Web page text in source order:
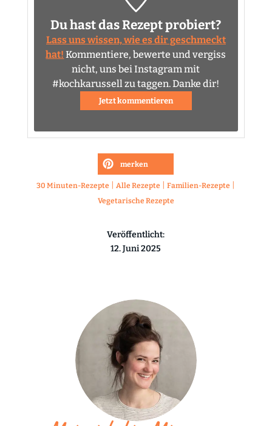
Du hast das Rezept probiert?
Lass uns wissen, wie es dir geschmeckt
hat! Kommentiere, bewerte und vergiss
nicht, uns bei Instagram mit
#kochkarussell zu taggen. Danke dir!
Jetzt kommentieren
merken
30 Minuten-Rezepte |Alle Rezepte |Familien-Rezepte
Vegetarische Rezepte
Veröffentlicht:
12. Juni 2025